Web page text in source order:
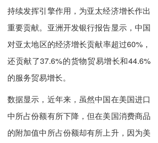
持续发挥引擎作用，为亚太经济增长作出
重要贡献。亚洲开发银行报告显示，中国
对亚太地区的经济增长贡献率超过60%，
还贡献了37.6%的货物贸易增长和44.6%
的服务贸易增长。
数据显示，近年来，虽然中国在美国进口
中所占份额有所下降，但在美国消费商品
的附加值中所占份额却有所上升，因为美